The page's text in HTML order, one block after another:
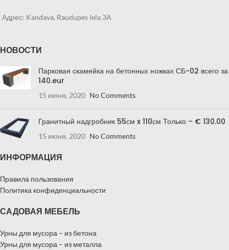
Адрес: Kandava, Raudupes iela 3A
НОВОСТИ
Парковая скамейка на бетонных ножках СБ-02 всего за
140.eur
15 июня, 2020 No Comments
Гранитный надгробник 55см x 110см Только – € 130.00
15 июня, 2020 No Comments
ИНФОРМАЦИЯ
Правила пользования
Политика конфиденциальности
САДОВАЯ МЕБЕЛЬ
Урны для мусора – из бетона
Урны для мусора – из металла